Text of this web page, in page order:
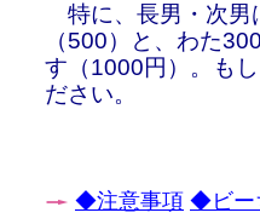
特に、長男・次男
（500）と、わた
す（1000円）。も
ださい。
◆注意事項 ◆ビー